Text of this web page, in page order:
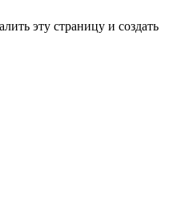
эту страницу и создать